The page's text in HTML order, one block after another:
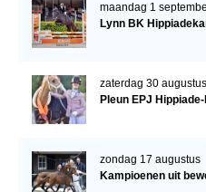
maandag 1
Lynn BK
zaterdag 30 augustus
Pleun EPJ
zondag 17 augustus
Kampioenen uit